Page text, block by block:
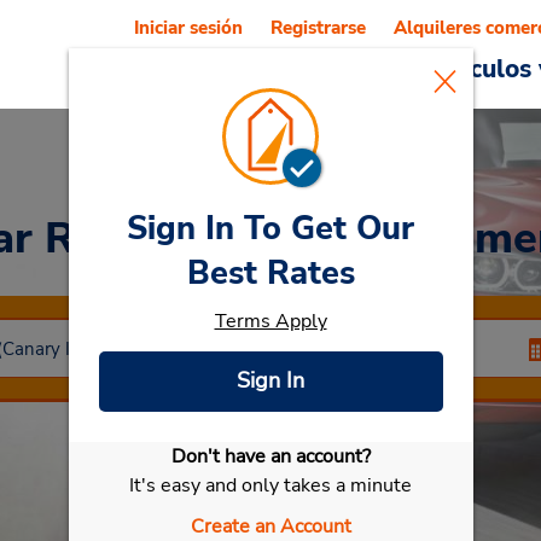
Iniciar sesión Registrarse Alquileres
RentalAlajero La
Seleccionar mi vehículo
Sign In To Get Our
Best Rates
Terms Apply
Sign In
Don't have an account?
It's easy and only takes a minute
Create an Account